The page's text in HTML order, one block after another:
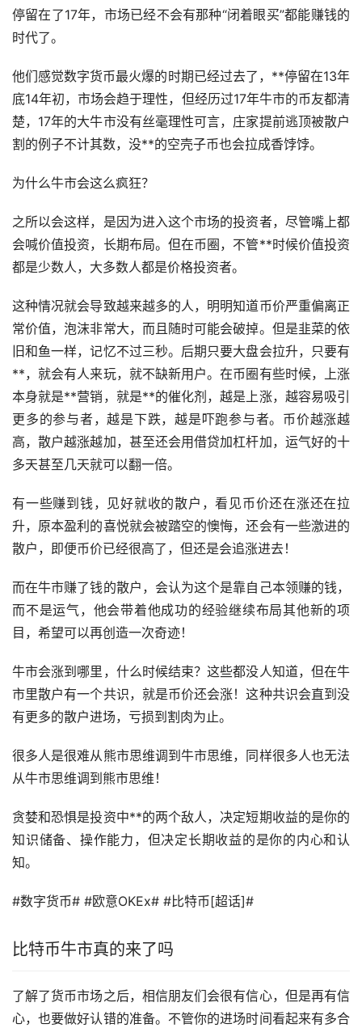
停留在了17年，市场已经不会有那种“闭着眼买”都能赚钱的
时代了。
他们感觉数字货币最火爆的时期已经过去了，**停留在13年
底14年初，市场会趋于理性，但经历过17年牛市的币友都清
楚，17年的大牛市没有丝毫理性可言，庄家提前逃顶被散户
割的例子不计其数，没**的空壳子币也会拉成香饽饽。
为什么牛市会这么疯狂？
之所以会这样，是因为进入这个市场的投资者，尽管嘴上都
会喊价值投资，长期布局。但在币圈，不管**时候价值投资
都是少数人，大多数人都是价格投资者。
这种情况就会导致越来越多的人，明明知道币价严重偏离正
常价值，泡沫非常大，而且随时可能会破掉。但是韭菜的依
旧和鱼一样，记忆不过三秒。后期只要大盘会拉升，只要有
**，就会有人来玩，就不缺新用户。在币圈有些时候，上涨
本身就是**营销，就是**的催化剂，越是上涨，越容易吸引
更多的参与者，越是下跌，越是吓跑参与者。币价越涨越
高，散户越涨越加，甚至还会用借贷加杠杆加，运气好的十
多天甚至几天就可以翻一倍。
有一些赚到钱，见好就收的散户，看见币价还在涨还在拉
升，原本盈利的喜悦就会被踏空的懊悔，还会有一些激进的
散户，即便币价已经很高了，但还是会追涨进去！
而在牛市赚了钱的散户，会认为这个是靠自己本领赚的钱，
而不是运气，他会带着他成功的经验继续布局其他新的项
目，希望可以再创造一次奇迹！
牛市会涨到哪里，什么时候结束？这些都没人知道，但在牛
市里散户有一个共识，就是币价还会涨！这种共识会直到没
有更多的散户进场，亏损到割肉为止。
很多人是很难从熊市思维调到牛市思维，同样很多人也无法
从牛市思维调到熊市思维！
贪婪和恐惧是投资中**的两个敌人，决定短期收益的是你的
知识储备、操作能力，但决定长期收益的是你的内心和认
知。
#数字货币# #欧意OKEx# #比特币[超话]#
比特币牛市真的来了吗
了解了货币市场之后，相信朋友们会很有信心，但是再有信
心，也要做好认错的准备。不管你的进场时间看起来有多合